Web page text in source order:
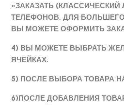
«ЗАКАЗАТЬ
ТЕЛЕФОНОВ, ДЛЯ БОЛЬШЕГО
ВЫ МОЖЕТЕ ОФОРМИТЬ
4) ВЫ МОЖЕТЕ ВЫБРАТЬ
ЯЧЕЙКАХ.
5) ПОСЛЕ ВЫБОРА ТОВАРА
6)ПОСЛЕ ДОБАВЛЕНИЯ